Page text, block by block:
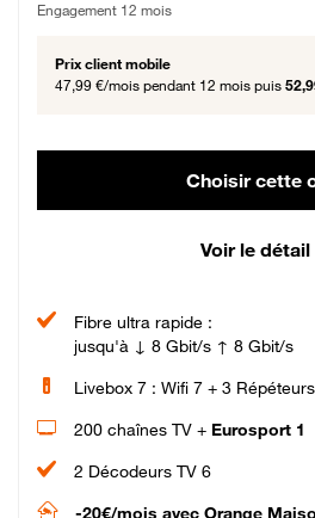
Engagement 12 mois
Prix client mobile
47,99 €/mois pendant 12 mois puis
Choisir cette
Voir le détail
Fibre ultra rapide :
jusqu'à ↓ 8 Gbit/s ↑ 8 Gbit/s
Livebox 7 : Wifi 7 + 3
200 chaînes TV + Eurosport 1
2 Décodeurs TV 6
-20€/mois avec Orange